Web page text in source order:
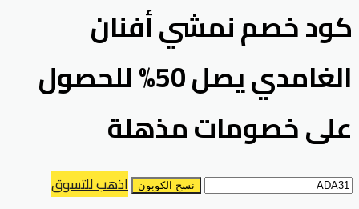
كود خصم نمشي أفنان
الغامدي يصل 50% للحصول
على خصومات مذهلة
نسخ الكوبون
اذهب للتسوق